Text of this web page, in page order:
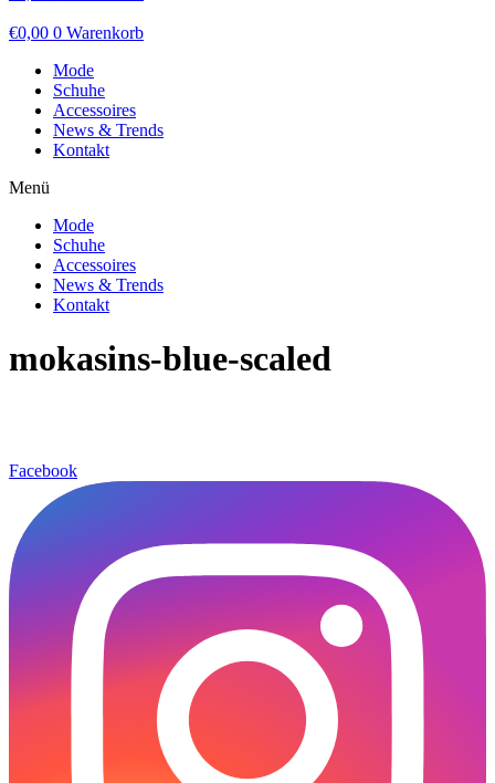
€0,00 0 Warenkorb
Mode
Schuhe
Accessoires
News & Trends
Kontakt
Menü
Mode
Schuhe
Accessoires
News & Trends
Kontakt
mokasins-blue-scaled
Facebook